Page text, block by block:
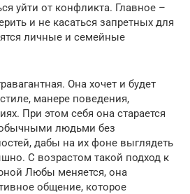
уйти от конфликта. Главное –
и не касаться запретных для
личные и семейные
Она хочет и будет
манере поведения,
При этом себя она старается
людьми без
дабы на их фоне выглядеть
С возрастом такой подход к
Любы меняется, она
общение, которое